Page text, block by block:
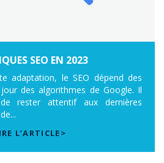
SEO EN 2023
adaptation, le SEO dépend des
des algorithmes de Google. Il
rester attentif aux dernières
L’ARTICLE>